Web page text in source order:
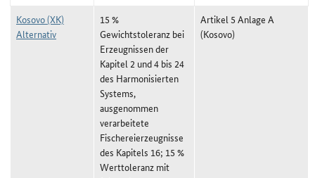
Kosovo (XK)
Alternativ
15 %
Gewichtstoleranz bei
Erzeugnissen der
Kapitel 2 und 4 bis 24
des Harmonisierten
Systems,
ausgenommen
verarbeitete
Fischereierzeugnisse
des Kapitels 16; 15 %
Werttoleranz mit
Artikel 5 Anlage A
(Kosovo)